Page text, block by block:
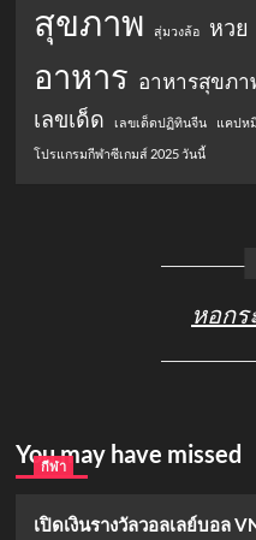
สุขภาพ สุ่มวงล้อ หวย
อาหาร อาหารสุขภา
เลขเด็ด เลขเด็ดปฏิทินจีน แคปห
โปรแกรมกีฬาซีเกมส์ 2025 วันนี้
หอก
You may have missed
กีฬา
เปิดเงินรางวัลวอลเลย์บอล